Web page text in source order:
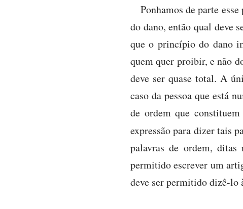
Ponhamos de parte
do dano, então qual deve
que o princípio do dano
quem quer proibir, e não
deve ser quase total. A
caso da pessoa que está
de ordem que
expressão para dizer tais
palavras de ordem, ditas
permitido escrever um
deve ser permitido dizê-lo